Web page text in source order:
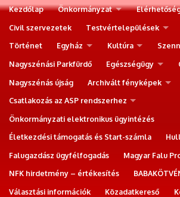
Kezdőlap Önkormányzat
Civil szervezetek
Testvértelepülések
Történet
Egyház Kultúra
Nagyszénási Parkfürdő
Egészségügy
Nagyszénás újság
Archivált fényképek
Csatlakozás az ASP rendszerhez
Önkormányzati elektronikus ügyintézés
Életkezdési támogatás és Start-számla
Falugazdász ügyfélfogadás
Magyar Falu
NFK hirdetmény – értékesítés
Választási információk
Közadatkereső